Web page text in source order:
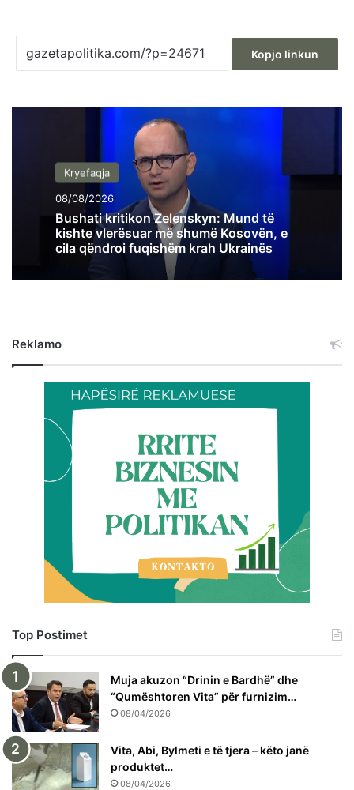
Kopjo linkun
Kryefaqja
08/08/2026
Bushati kritikon Zelenskyn: Mund të
kishte vlerësuar më shumë Kosovën, e
cila qëndroi fuqishëm krah Ukrainës
Reklamo
Top Postimet
Muja akuzon “Drinin e Bardhë” dhe
“Qumështoren Vita” për furnizim…
08/04/2026
Vita, Abi, Bylmeti e të tjera – këto janë
produktet…
08/04/2026